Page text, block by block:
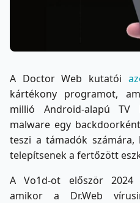
A Doctor Web kutatói
kártékony programot,
millió Android-alapú
malware egy
teszi a támadók
telepítsenek a fertőzött
A Vo1d-ot először 2024
amikor a Dr.Web